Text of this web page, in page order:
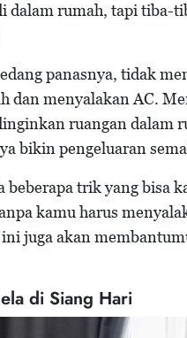
dalam rumah, tapi tiba-
panasnya, tidak
dan menyalakan AC.
ruangan dalam
bikin pengeluaran
beberapa trik yang bisa
kamu harus
juga akan
di Siang Hari